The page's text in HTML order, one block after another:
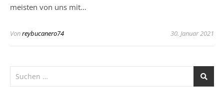
meisten von uns mit…
Vonreybucanero74 30. Januar 2021